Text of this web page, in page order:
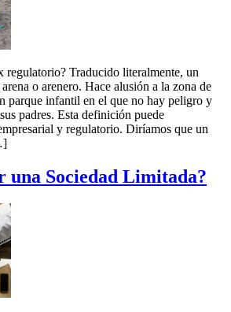
regulatorio? Traducido literalmente, un
o arenero. Hace alusión a la zona de
parque infantil en el que no hay peligro y
padres. Esta definición puede
y regulatorio. Diríamos que un
una Sociedad Limitada?